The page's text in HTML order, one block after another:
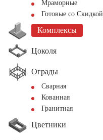
Мраморные
Готовые со Скидкой
Комплексы
Цоколя
Ограды
Сварная
Кованная
Гранитная
Цветники